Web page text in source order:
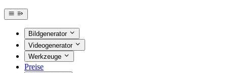
Bildgenerator
Videogenerator
Werkzeuge
Preise